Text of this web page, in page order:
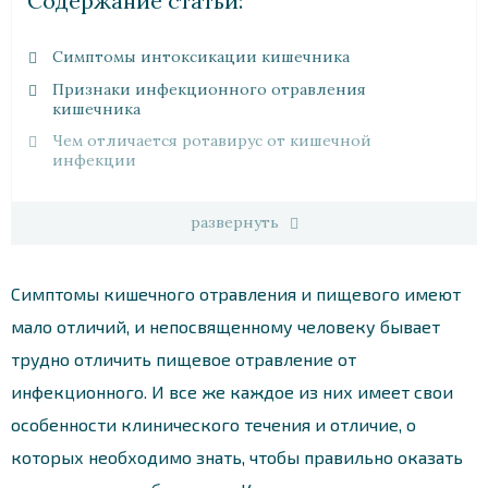
Симптомы интоксикации кишечника
Признаки инфекционного отравления
кишечника
Чем отличается ротавирус от кишечной
инфекции
развернуть
Симптомы кишечного отравления и пищевого имеют
мало отличий, и непосвященному человеку бывает
трудно отличить пищевое отравление от
инфекционного. И все же каждое из них имеет свои
особенности клинического течения и отличие, о
которых необходимо знать, чтобы правильно оказать